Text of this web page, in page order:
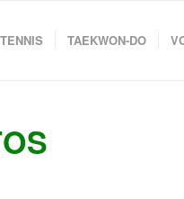
TAEKWON-DO